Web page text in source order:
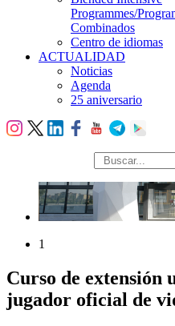
Programmes/
Combinados
Centro de idiomas
ACTUALIDAD
Noticias
Agenda
25 aniversario
búsqueda
1
Curso de extensión
jugador oficial de